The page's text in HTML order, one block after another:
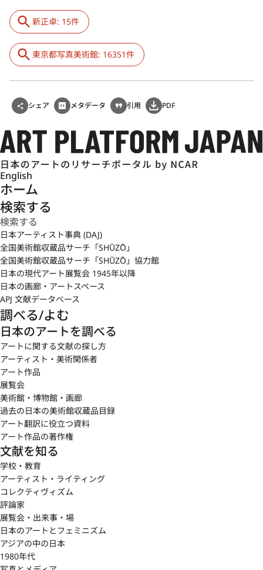
新正卓: 15件
東京都写真美術館: 16351件
シェア メタデータ 引用 PDF
English
ホーム
検索する
日本アーティスト事典 (DAJ)
全国美術館収蔵品サーチ「SHŪZŌ」
全国美術館収蔵品サーチ「SHŪZŌ」協力館
日本の現代アート展覧会 1945年以降
日本の画廊・アートスペース
APJ 文献データベース
調べる/よむ
日本のアートを調べる
アートに関する文献の探し方
アーティスト・美術関係者
アート作品
展覧会
美術館・博物館・画廊
過去の日本の美術館収蔵品目録
アート翻訳に役立つ資料
アート作品の著作権
文献を知る
学校・教育
アーティスト・ライティング
コレクティヴィズム
評論家
展覧会・出来事・場
日本のアートとフェミニズム
アジアの中の日本
1980年代